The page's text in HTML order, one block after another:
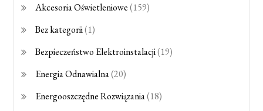
Akcesoria Oświetleniowe(159)
Bez kategorii(1)
Bezpieczeństwo Elektroinstalacji(19)
Energia Odnawialna(20)
Energooszczędne Rozwiązania(18)